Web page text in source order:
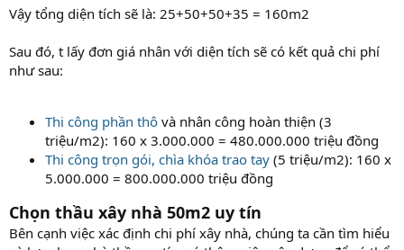
Vậy tổng diện tích sẽ là: 25+50+50+35 = 160m2
Sau đó, t lấy đơn giá nhân với diện tích sẽ có kết quả chi phí
như sau:
Thi công phần thô và nhân công hoàn thiện (3
triệu/m2): 160 x 3.000.000 = 480.000.000 triệu đồng
Thi công trọn gói, chìa khóa trao tay (5 triệu/m2): 160 x
5.000.000 = 800.000.000 triệu đồng
Chọn thầu xây nhà 50m2 uy tín
Bên cạnh việc xác định chi phí xây nhà, chúng ta cần tìm hiểu